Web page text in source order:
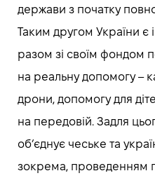
держави з початку
Таким другом України є
разом зі своїм фондом
на реальну допомогу –
дрони, допомогу для
на передовій. Задля
об’єднує чеське та
зокрема, проведенням